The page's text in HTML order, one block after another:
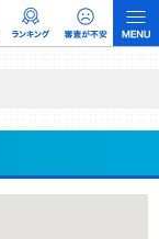
ザーへの口コミ収集な